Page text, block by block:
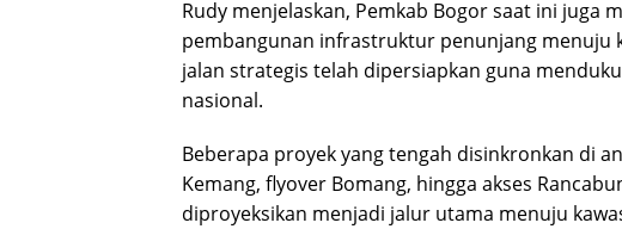
Rudy menjelaskan, Pemkab Bogor saat ini juga
pembangunan infrastruktur penunjang menuju
jalan strategis telah dipersiapkan guna
nasional.
Beberapa proyek yang tengah disinkronkan di
Kemang, flyover Bomang, hingga akses
diproyeksikan menjadi jalur utama menuju